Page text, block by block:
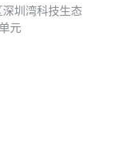
圳湾科技生态
元